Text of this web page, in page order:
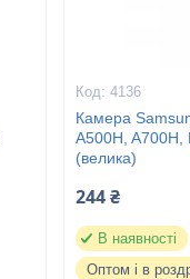
4136
Камера
A500H, A700H,
(велика)
244 ₴
В наявності
Оптом і в